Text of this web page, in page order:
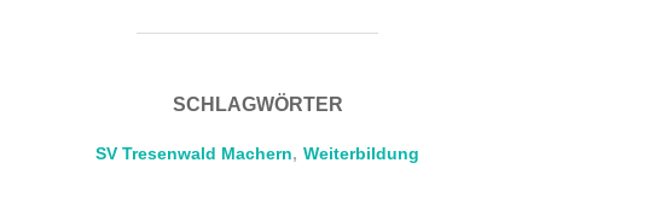
SCHLAGWÖRTER
SV Tresenwald Machern, Weiterbildung